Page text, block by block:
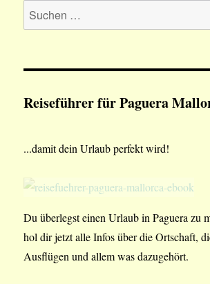
Suchen
nach:
Reiseführer für Paguera
...damit dein Urlaub perfekt wird!
Du überlegst einen Urlaub in Paguera zu
hol dir jetzt alle Infos über die Ortschaft,
Ausflügen und allem was dazugehört.